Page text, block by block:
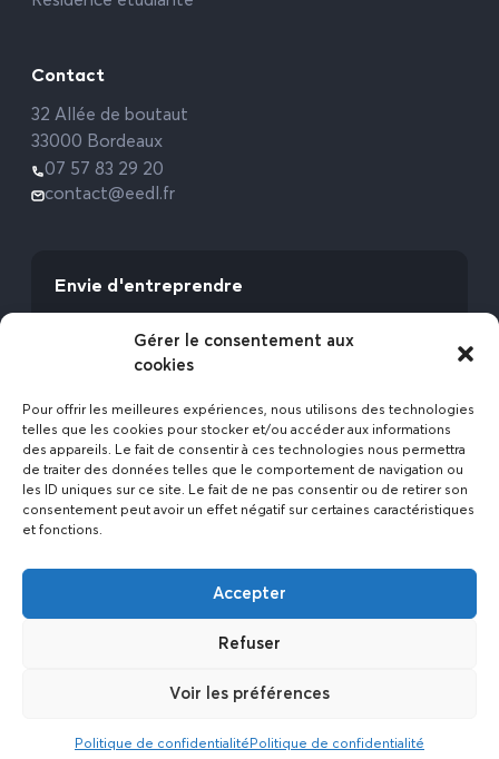
Gérer le consentement aux
cookies
Pour offrir les meilleures expériences, nous utilisons des technologies
telles que les cookies pour stocker et/ou accéder aux informations
des appareils. Le fait de consentir à ces technologies nous permettra
de traiter des données telles que le comportement de navigation ou
les ID uniques sur ce site. Le fait de ne pas consentir ou de retirer son
consentement peut avoir un effet négatif sur certaines caractéristiques
et fonctions.
Accepter
Refuser
Voir les préférences
Politique de confidentialité Politique de confidentialité
Contact
32 Allée de boutaut
33000 Bordeaux
07 57 83 29 20
contact@eedl.fr
Envie d'entreprendre
avec l’Expert Etat des Lieux !
Rejoignez-nous
Politique de confidentialité
2023 © L’expert état des lieux • Réalisé par